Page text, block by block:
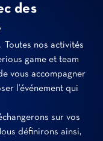
des
Toutes nos activités
game et team
vous accompagner
l’événement qui
sur vos
définirons ainsi,